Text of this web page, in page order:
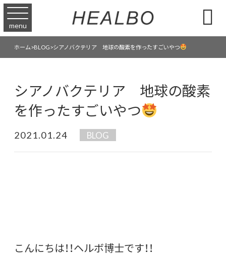
menu 
ホーム>BLOG>シアノバクテリア 地球の酸素を作ったすごいやつ
シアノバクテリア 地球の酸素
を作ったすごいやつ
2021.01.24 BLOG
こんにちは！！ヘルボ博士です！！